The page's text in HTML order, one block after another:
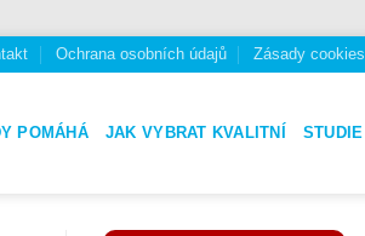
Ochrana osobních údajů Zásady cookies
POMÁHÁ JAK VYBRAT KVALITNÍ STUDIE